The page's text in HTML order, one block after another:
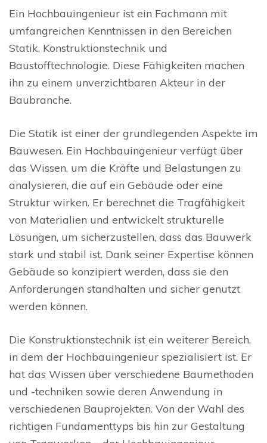
Ein Hochbauingenieur ist ein Fachmann mit
umfangreichen Kenntnissen in den Bereichen
Statik, Konstruktionstechnik und
Baustofftechnologie. Diese Fähigkeiten machen
ihn zu einem unverzichtbaren Akteur in der
Baubranche.
Die Statik ist einer der grundlegenden Aspekte im
Bauwesen. Ein Hochbauingenieur verfügt über
das Wissen, um die Kräfte und Belastungen zu
analysieren, die auf ein Gebäude oder eine
Struktur wirken. Er berechnet die Tragfähigkeit
von Materialien und entwickelt strukturelle
Lösungen, um sicherzustellen, dass das Bauwerk
stark und stabil ist. Dank seiner Expertise können
Gebäude so konzipiert werden, dass sie den
Anforderungen standhalten und sicher genutzt
werden können.
Die Konstruktionstechnik ist ein weiterer Bereich,
in dem der Hochbauingenieur spezialisiert ist. Er
hat das Wissen über verschiedene Baumethoden
und -techniken sowie deren Anwendung in
verschiedenen Bauprojekten. Von der Wahl des
richtigen Fundamenttyps bis hin zur Gestaltung